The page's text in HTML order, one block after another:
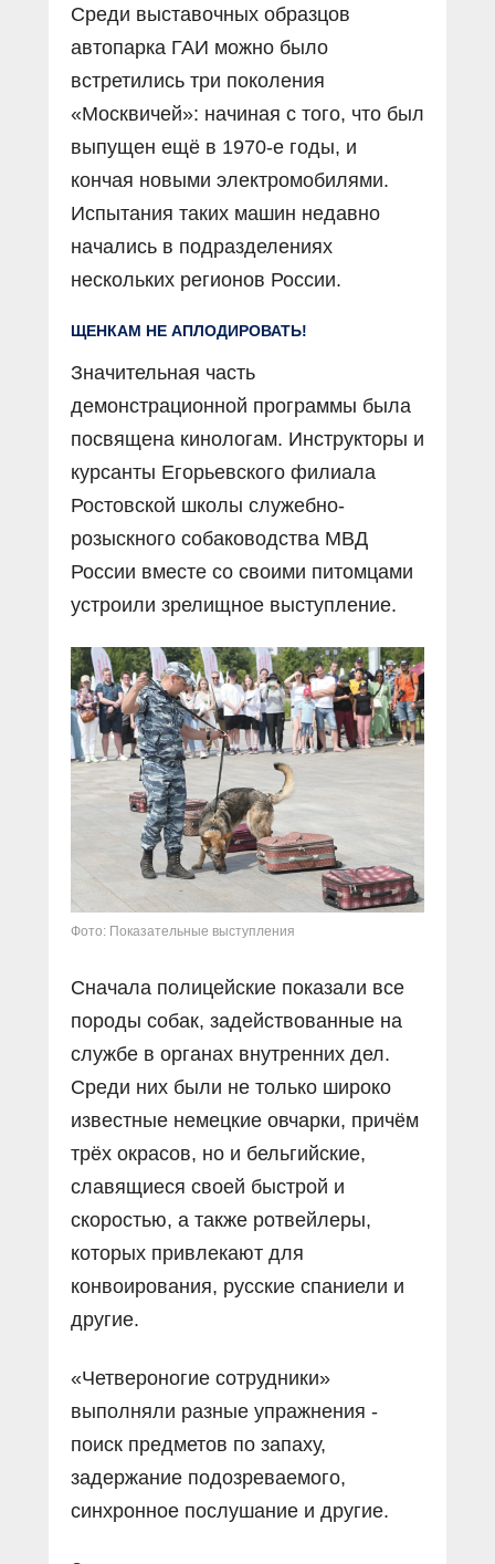
Среди выставочных образцов
автопарка ГАИ можно было
встретились три поколения
«Москвичей»: начиная с того, что был
выпущен ещё в 1970-е годы, и
кончая новыми электромобилями.
Испытания таких машин недавно
начались в подразделениях
нескольких регионов России.
ЩЕНКАМ НЕ АПЛОДИРОВАТЬ!
Значительная часть
демонстрационной программы была
посвящена кинологам. Инструкторы и
курсанты Егорьевского филиала
Ростовской школы служебно-
розыскного собаководства МВД
России вместе со своими питомцами
устроили зрелищное выступление.
Фото: Показательные выступления
Сначала полицейские показали все
породы собак, задействованные на
службе в органах внутренних дел.
Среди них были не только широко
известные немецкие овчарки, причём
трёх окрасов, но и бельгийские,
славящиеся своей быстрой и
скоростью, а также ротвейлеры,
которых привлекают для
конвоирования, русские спаниели и
другие.
«Четвероногие сотрудники»
выполняли разные упражнения -
поиск предметов по запаху,
задержание подозреваемого,
синхронное послушание и другие.